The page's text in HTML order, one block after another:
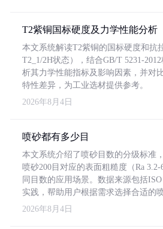
T2紫铜国标硬度及力学性能分析
本文系统解读T2紫铜的国标硬度和抗
T2_1/2H状态），结合GB/T 5231-
析其力学性能指标及影响因素，并对
特性差异，为工业选材提供参考。
2026年8月4日
喷砂都有多少目
本文系统介绍了喷砂目数的分级标准
喷砂200目对应的表面粗糙度（Ra
同目数的应用场景。数据来源包括
实践，帮助用户根据需求选择合适的
2026年8月4日